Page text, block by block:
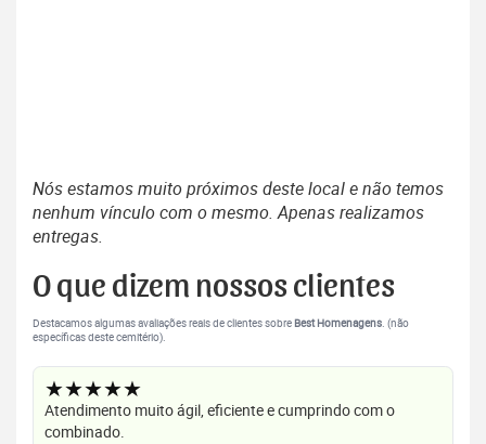
Nós estamos muito próximos deste local e não temos
nenhum vínculo com o mesmo. Apenas realizamos
entregas.
O que dizem nossos clientes
Destacamos algumas avaliações reais de clientes sobre Best Homenagens. (não
específicas deste cemitério).
★★★★★
Atendimento muito ágil, eficiente e cumprindo com o
combinado.